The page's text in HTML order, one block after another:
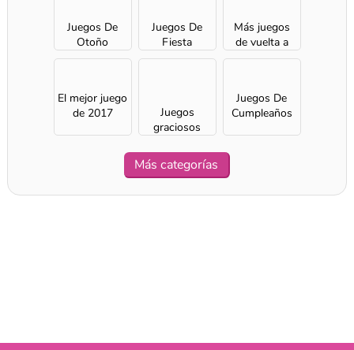
Juegos De
Otoño
Juegos De
Fiesta
Más juegos
de vuelta a
clase
El mejor juego
de 2017
Juegos
graciosos
Juegos De
Cumpleaños
Más categorías